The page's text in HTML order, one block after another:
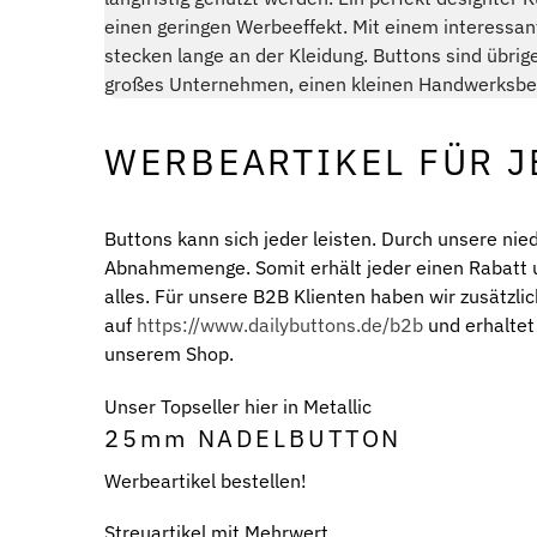
einen geringen Werbeeffekt. Mit einem
stecken lange an der Kleidung. Buttons sind
großes Unternehmen, einen kleinen
WERBEARTIKEL FÜR
Buttons kann sich jeder leisten. Durch unsere
Abnahmemenge. Somit erhält jeder einen
alles. Für unsere B2B Klienten haben wir
auf https://www.dailybuttons.de/b2b und
unserem Shop.
Unser Topseller hier in Metallic
25mm NADELBUTTON
Werbeartikel bestellen!